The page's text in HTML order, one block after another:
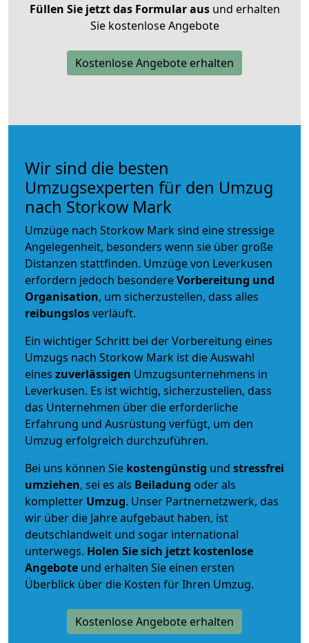
Füllen Sie jetzt das Formular ausund erhalten
Sie kostenlose Angebote
Kostenlose Angebote erhalten
Wir sind die besten
Umzugsexperten für den Umzug
nach Storkow Mark
Umzüge nach Storkow Mark sind eine stressige
Angelegenheit, besonders wenn sie über große
Distanzen stattfinden. Umzüge von Leverkusen
erfordern jedoch besondereVorbereitung und
Organisation, um sicherzustellen, dass alles
reibungslosverläuft.
Ein wichtiger Schritt bei der Vorbereitung eines
Umzugs nach Storkow Mark ist die Auswahl
eines zuverlässigen Umzugsunternehmens in
Leverkusen. Es ist wichtig, sicherzustellen, dass
das Unternehmen über die erforderliche
Erfahrung und Ausrüstung verfügt, um den
Umzug erfolgreich durchzuführen.
Bei uns können Sie kostengünstig und stressfrei
umziehen, sei es als Beiladung oder als
kompletter Umzug. Unser Partnernetzwerk, das
wir über die Jahre aufgebaut haben, ist
deutschlandweit und sogar international
unterwegs. Holen Sie sich jetzt kostenlose
Angebote und erhalten Sie einen ersten
Überblick über die Kosten für Ihren Umzug.
Kostenlose Angebote erhalten